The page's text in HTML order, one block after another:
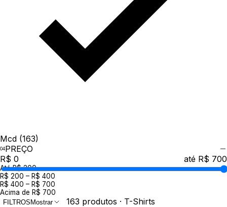
Mcd (163)
PREÇO
R$ 0
até R$ 700
Até R$ 200
R$ 200 – R$ 400
R$ 400 – R$ 700
Acima de R$ 700
FILTROS Mostrar 163 produtos · T-Shirts